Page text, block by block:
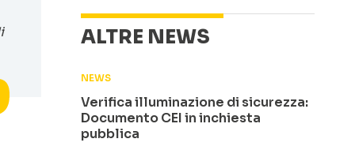
ALTRE NEWS
NEWS
Verifica illuminazione di sicurezza:
Documento CEI in inchiesta
pubblica